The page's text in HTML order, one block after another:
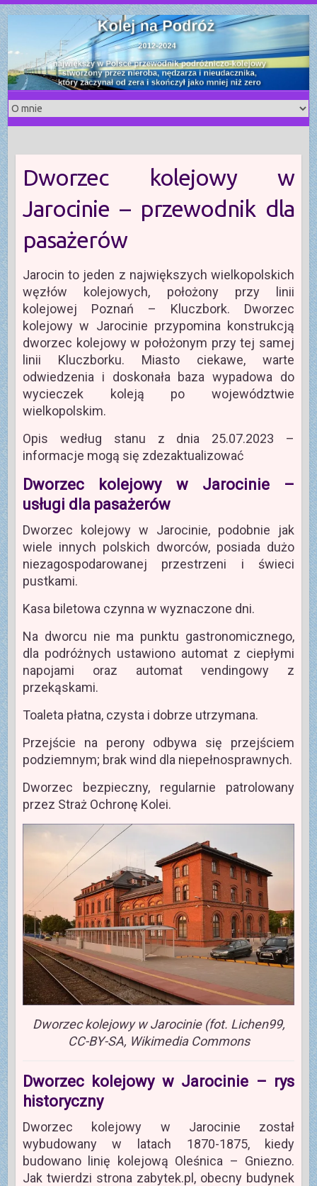
S
k
i
p
t
o
c
o
n
t
e
n
t
Dworzec kolejowy w
Jarocinie – przewodnik dla
pasażerów
Jarocin to jeden z największych wielkopolskich
węzłów kolejowych, położony przy linii
kolejowej Poznań – Kluczbork. Dworzec
kolejowy w Jarocinie przypomina konstrukcją
dworzec kolejowy w położonym przy tej samej
linii Kluczborku. Miasto ciekawe, warte
odwiedzenia i doskonała baza wypadowa do
wycieczek koleją po województwie
wielkopolskim.
Opis według stanu z dnia 25.07.2023 –
informacje mogą się zdezaktualizować
Dworzec kolejowy w Jarocinie –
usługi dla pasażerów
Dworzec kolejowy w Jarocinie, podobnie jak
wiele innych polskich dworców, posiada dużo
niezagospodarowanej przestrzeni i świeci
pustkami.
Kasa biletowa czynna w wyznaczone dni.
Na dworcu nie ma punktu gastronomicznego,
dla podróżnych ustawiono automat z ciepłymi
napojami oraz automat vendingowy z
przekąskami.
Toaleta płatna, czysta i dobrze utrzymana.
Przejście na perony odbywa się przejściem
podziemnym; brak wind dla niepełnosprawnych.
Dworzec bezpieczny, regularnie patrolowany
przez Straż Ochronę Kolei.
Dworzec kolejowy w Jarocinie (fot. Lichen99,
CC-BY-SA, Wikimedia Commons
Dworzec kolejowy w Jarocinie – rys
historyczny
Dworzec kolejowy w Jarocinie został
wybudowany w latach 1870-1875, kiedy
budowano linię kolejową Oleśnica – Gniezno.
Jak twierdzi strona zabytek.pl, obecny budynek